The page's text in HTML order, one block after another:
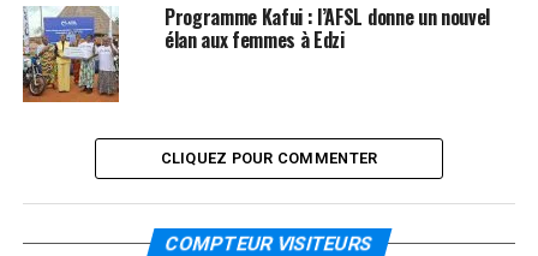
Programme Kafui : l’AFSL donne un nouvel
élan aux femmes à Edzi
CLIQUEZ POUR COMMENTER
COMPTEUR VISITEURS